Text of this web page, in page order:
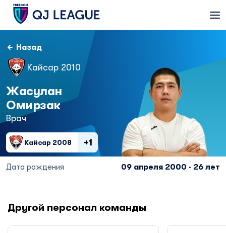
Назад
Кайсар 2010
Жасулан
Омирзак
Врач
Кайсар 2008 +1
Дата рождения 09 апреля 2000 · 26 лет
Другой персонал команды